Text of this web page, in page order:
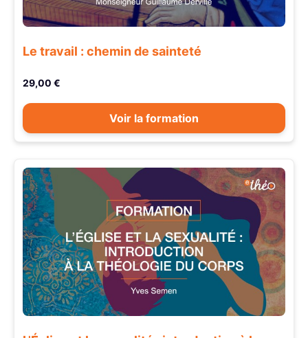
Le travail : chemin de sainteté
29,00 €
Voir la formation